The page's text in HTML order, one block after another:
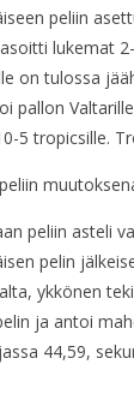
peliin
lukemat
on tulossa
pallon
5 tropicsille.
peliin asteli
pelin
ykkönen
ja antoi
44,59,